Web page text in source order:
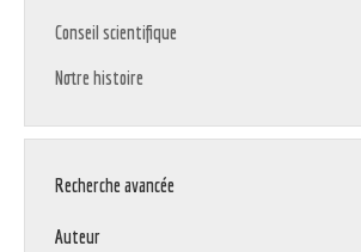
Conseil scientifique
Notre histoire
Recherche avancée
Auteur